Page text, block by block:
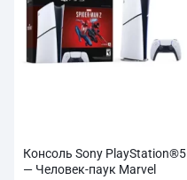
Консоль Sony PlayStation®5
— Человек-паук Marvel